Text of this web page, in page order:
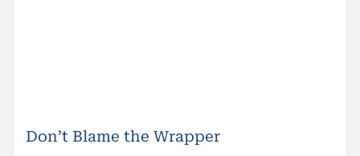
Don’t Blame the Wrapper